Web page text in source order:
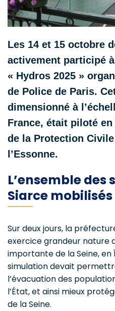
Les 14 et 15 octobre
activement participé
« Hydros 2025 »
de Police de Paris.
dimensionné à
France, était piloté
de la Protection
l’Essonne.
L’ensemble des
Siarce mobilisés
Sur deux jours, la
exercice grandeur nature
importante de la Seine,
simulation devait
l’évacuation des
l’État, et ainsi mieux
de la Seine.